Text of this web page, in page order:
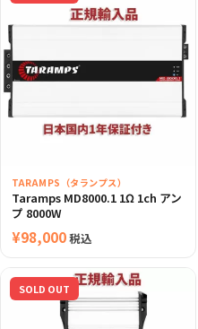
TARAMPS（タランプス）
Taramps MD8000.1 1Ω 1ch アン
プ 8000W
¥98,000税込
SOLD OUT